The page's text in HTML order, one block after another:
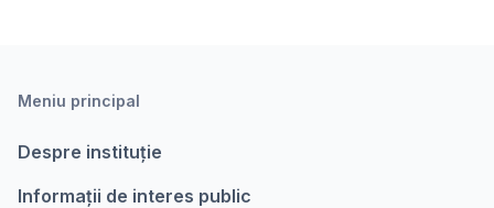
Meniu principal
Despre instituție
Informații de interes public